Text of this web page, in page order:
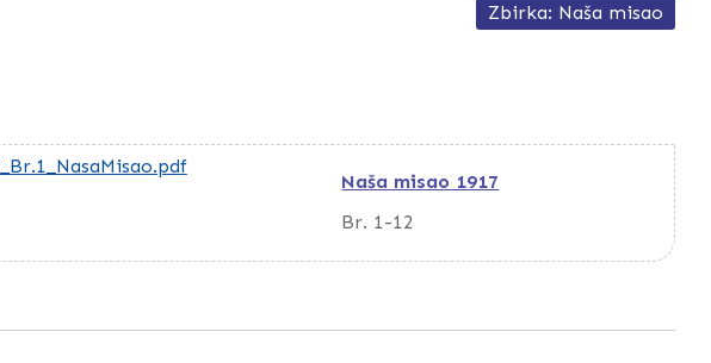
Zbirka: Naša misao
Naša misao 1917
Br. 1-12